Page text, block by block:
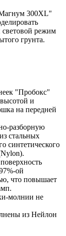
300ХL"
режим
грунта.
"Пробокс"
и
на передней
разборную
стальных
синтетического
Nylon).
ой
что повышает
молнии не
из Нейлон